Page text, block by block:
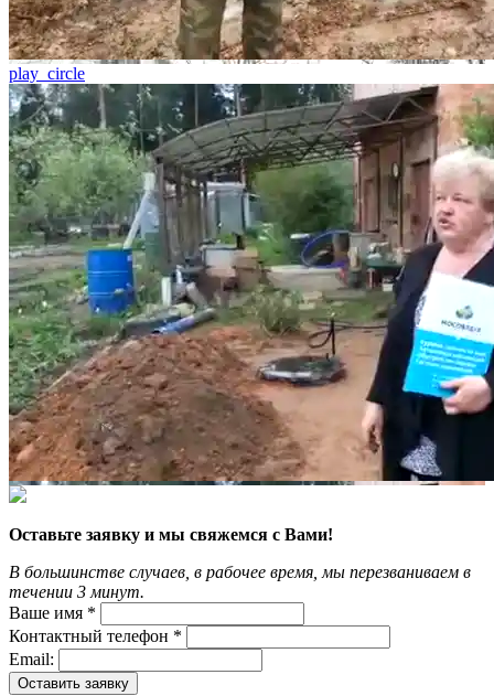
play_circle
Оставьте заявку и мы свяжемся с Вами!
В большинстве случаев, в рабочее время, мы перезваниваем в
течении 3 минут.
Ваше имя *
Контактный телефон *
Email:
Оставить заявку